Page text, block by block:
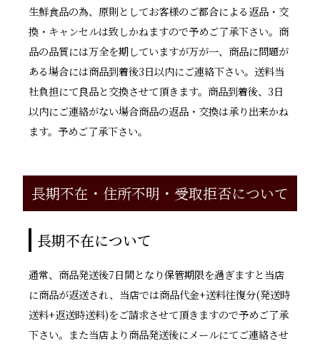
生鮮食品の為、原則としてお客様のご都合による返品・交
換・キャンセルは致しかねますので予めご了承下さい。商
品の品質には万全を期していますが万が一、商品に問題が
ある場合には商品到着後3日以内にご連絡下さい。送料当
社負担にて良品と交換させて頂きます。商品到着後、3日
以内にご連絡がない場合商品の返品・交換は承り出来かね
ます。予めご了承下さい。
長期不在・住所不明・受取拒否について
長期不在について
通常、商品発送後7日間となり保管期限を過ぎますと当店
に商品が返送され、当店では商品代金+送料往復分(発送時
送料+返送時送料)をご請求させて頂きますので予めご了承
下さい。また当店より商品発送後にメールにてご連絡させ